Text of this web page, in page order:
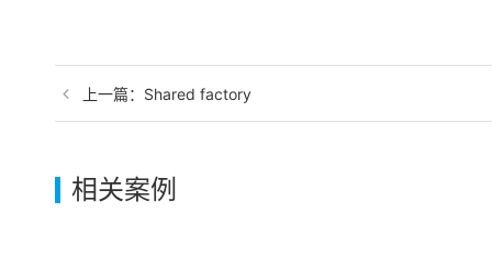
上一篇：Shared factory
相关案例